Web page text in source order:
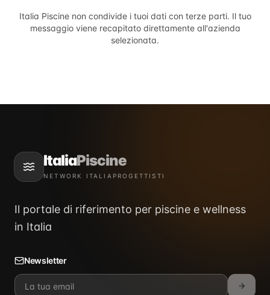
Italia Piscinenon condivide i tuoi dati con terze parti. Il tuo
messaggio viene recapitato direttamente all'azienda
selezionata.
ItaliaPiscine
NETWORK ITALIAPROGETTISTI
Il portale di riferimento per piscine e wellness
in Italia
Newsletter